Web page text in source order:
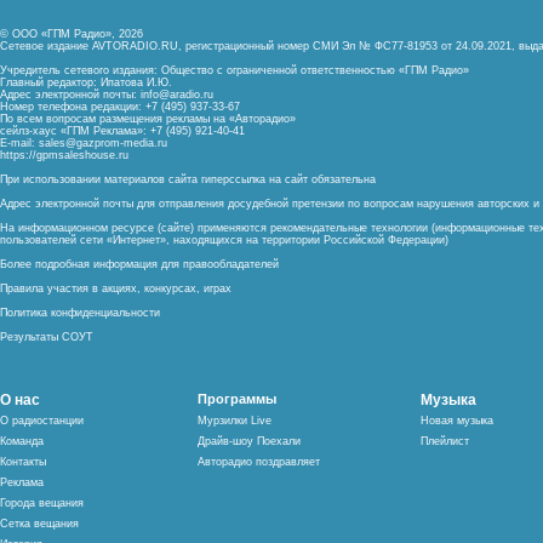
© ООО «ГПМ Радио», 2026
Сетевое издание AVTORADIO.RU, регистрационный номер СМИ Эл № ФС77-81953 от 24.09.2021,
Учредитель сетевого издания: Общество с ограниченной ответственностью «ГПМ Радио»
Главный редактор: Ипатова И.Ю.
Адрес электронной почты: info@aradio.ru
Номер телефона редакции: +7 (495) 937-33-67
По всем вопросам размещения рекламы на «Авторадио»
сейлз-хаус «ГПМ Реклама»: +7 (495) 921-40-41
E-mail: sales@gazprom-media.ru
https://gpmsaleshouse.ru
При использовании материалов сайта гиперссылка на сайт обязательна
Адрес электронной почты для отправления досудебной претензии по вопросам нарушения авторских
На информационном ресурсе (сайте) применяются рекомендательные технологии (информационные
пользователей сети «Интернет», находящихся на территории Российской Федерации)
Более подробная информация для правообладателей
Правила участия в акциях, конкурсах, играх
Политика конфиденциальности
Результаты СОУТ
О нас
О радиостанции
Команда
Контакты
Реклама
Города вещания
Сетка вещания
Программы
Мурзилки Live
Драйв-шоу Поехали
Авторадио поздравляет
Музыка
Новая музыка
Плейлист